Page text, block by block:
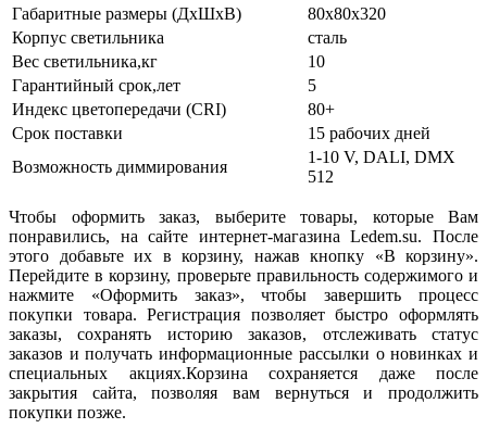
Габаритные размеры (ДхШхВ)
80х80х320
Корпус светильника
сталь
Вес светильника,кг
10
Гарантийный срок,лет
5
Индекс цветопередачи (CRI)
80+
Срок поставки
15 рабочих дней
Возможность диммирования
1-10 V, DALI, DMX
512
Чтобы оформить заказ, выберите товары, которые Вам
понравились, на сайте интернет-магазина Ledem.su. После
этого добавьте их в корзину, нажав кнопку «В корзину».
Перейдите в корзину, проверьте правильность содержимого и
нажмите «Оформить заказ», чтобы завершить процесс
покупки товара. Регистрация позволяет быстро оформлять
заказы, сохранять историю заказов, отслеживать статус
заказов и получать информационные рассылки о новинках и
специальных акциях.Корзина сохраняется даже после
закрытия сайта, позволяя вам вернуться и продолжить
покупки позже.